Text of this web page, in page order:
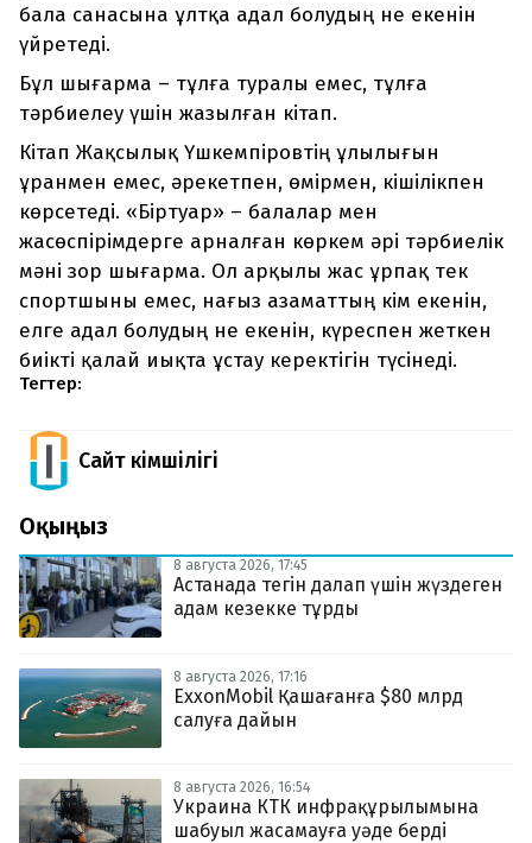
бала санасына ұлтқа адал болудың не екенін
үйретеді.
Бұл шығарма – тұлға туралы емес, тұлға
тәрбиелеу үшін жазылған кітап.
Кітап Жақсылық Үшкемпіровтің ұлылығын
ұранмен емес, әрекетпен, өмірмен, кішілікпен
көрсетеді. «Біртуар» – балалар мен
жасөспірімдерге арналған көркем әрі тәрбиелік
мәні зор шығарма. Ол арқылы жас ұрпақ тек
спортшыны емес, нағыз азаматтың кім екенін,
елге адал болудың не екенін, күреспен жеткен
биікті қалай иықта ұстау керектігін түсінеді.
Тегтер:
Сайт Әкімшілігі
Оқыңыз
8 августа 2026, 17:45
Астанада тегін далап үшін жүздеген
адам кезекке тұрды
8 августа 2026, 17:16
ExxonMobil Қашағанға $80 млрд
салуға дайын
8 августа 2026, 16:54
Украина КТК инфрақұрылымына
шабуыл жасамауға уәде берді